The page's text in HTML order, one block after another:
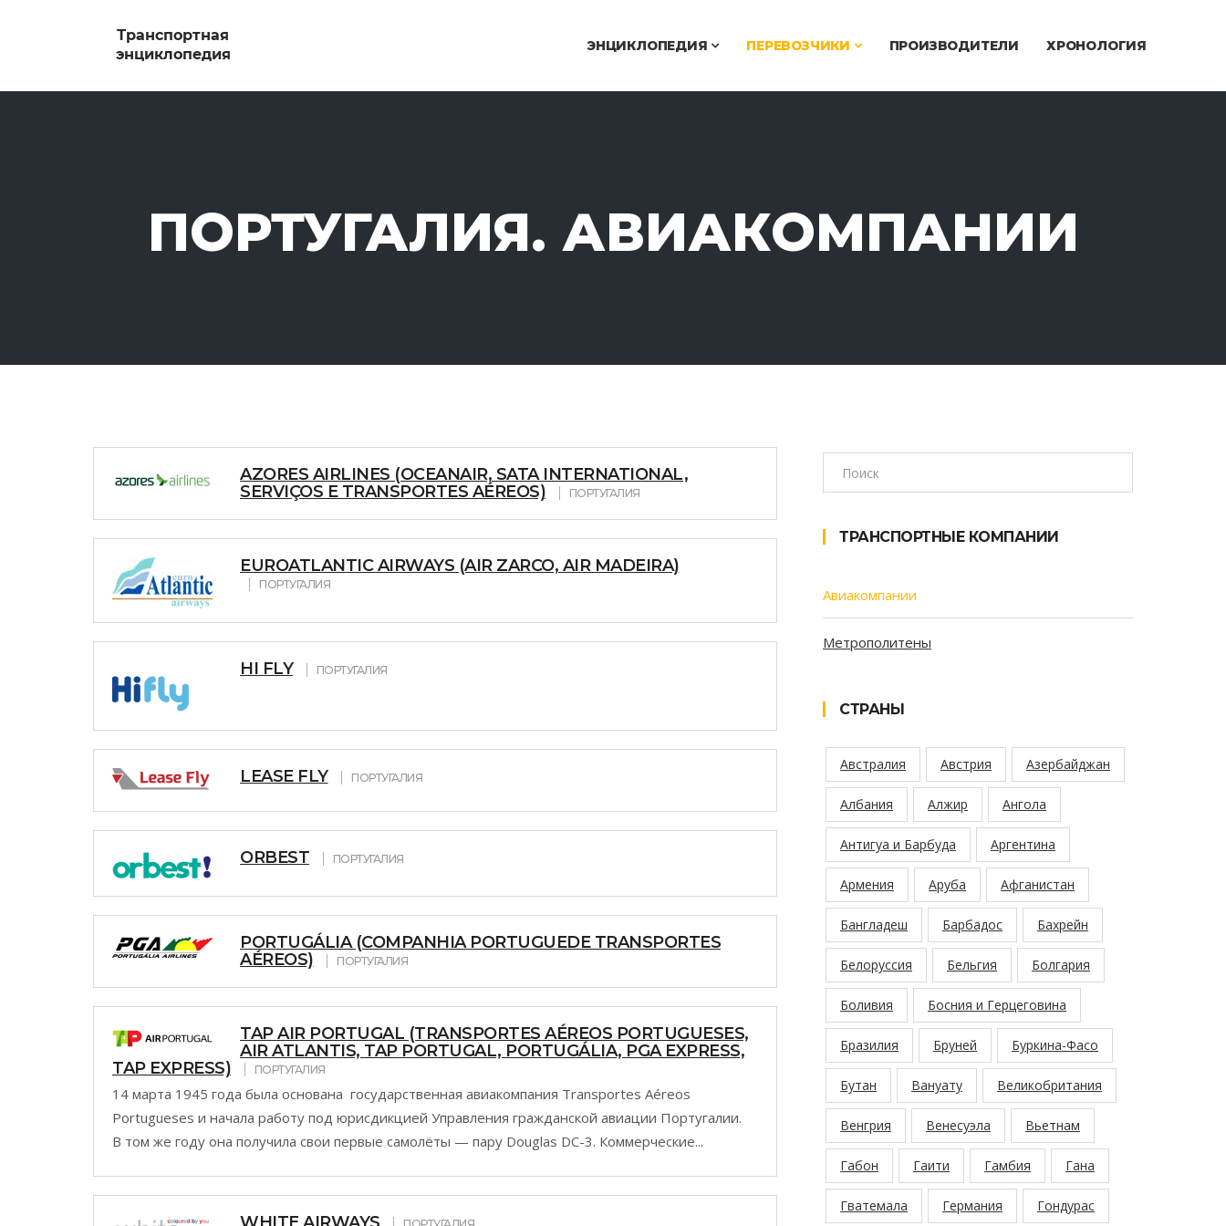
ЭНЦИКЛОПЕДИЯ ПЕРЕВОЗЧИКИ ПРОИЗВОДИТЕЛИ ХРОНОЛОГИЯ
ПОРТУГАЛИЯ. АВИАКОМПАНИИ
AZORES AIRLINES (OCEANAIR, SATA INTERNATIONAL,
SERVIÇOS E TRANSPORTES AÉREOS)
ПОРТУГАЛИЯ
EUROATLANTIC AIRWAYS (AIR ZARCO, AIR MADEIRA)
ПОРТУГАЛИЯ
HI FLY ПОРТУГАЛИЯ
LEASE FLY ПОРТУГАЛИЯ
ORBEST ПОРТУГАЛИЯ
PORTUGÁLIA (COMPANHIA PORTUGUEDE TRANSPORTES
AÉREOS)
ПОРТУГАЛИЯ
TAP AIR PORTUGAL (TRANSPORTES AÉREOS PORTUGUESES,
AIR ATLANTIS, TAP PORTUGAL, PORTUGÁLIA, PGA EXPRESS,
TAP EXPRESS)
ПОРТУГАЛИЯ
14 марта 1945 года была основана государственная авиакомпания Transportes Aéreos
Portugueses и начала работу под юрисдикцией Управления гражданской авиации Португалии.
В том же году она получила свои первые самолёты — пару Douglas DC-3. Коммерческие...
ТРАНСПОРТНЫЕ КОМПАНИИ
Авиакомпании
Метрополитены
СТРАНЫ
Австралия Австрия Азербайджан
Албания Алжир Ангола
Антигуа и Барбуда Аргентина
Армения Аруба Афганистан
Бангладеш Барбадос Бахрейн
Белоруссия Бельгия Болгария
Боливия Босния и Герцеговина
Бразилия Бруней Буркина-Фасо
Бутан Вануату Великобритания
Венгрия Венесуэла Вьетнам
Габон Гаити Гамбия Гана
Гватемала Германия Гондурас